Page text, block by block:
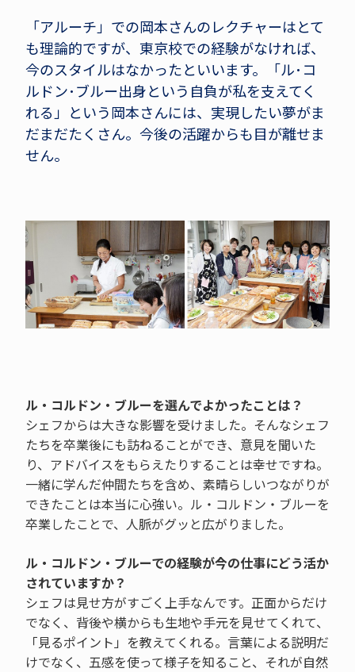
「アルーチ」での岡本さんのレクチャーはとて
も理論的ですが、東京校での経験がなければ、
今のスタイルはなかったといいます。「ル･コ
ルドン･ブルー出身という自負が私を支えてく
れる」という岡本さんには、実現したい夢がま
だまだたくさん。今後の活躍からも目が離せま
せん。
ル・コルドン・ブルーを選んでよかったことは？
シェフからは大きな影響を受けました。そんなシェフ
たちを卒業後にも訪ねることができ、意見を聞いた
り、アドバイスをもらえたりすることは幸せですね。
一緒に学んだ仲間たちを含め、素晴らしいつながりが
できたことは本当に心強い。ル・コルドン・ブルーを
卒業したことで、人脈がグッと広がりました。
ル・コルドン・ブルーでの経験が今の仕事にどう活か
されていますか？
シェフは見せ方がすごく上手なんです。正面からだけ
でなく、背後や横からも生地や手元を見せてくれて、
「見るポイント」を教えてくれる。言葉による説明だ
けでなく、五感を使って様子を知ること、それが自然